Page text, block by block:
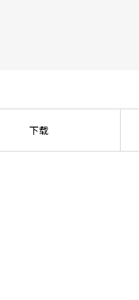
下载